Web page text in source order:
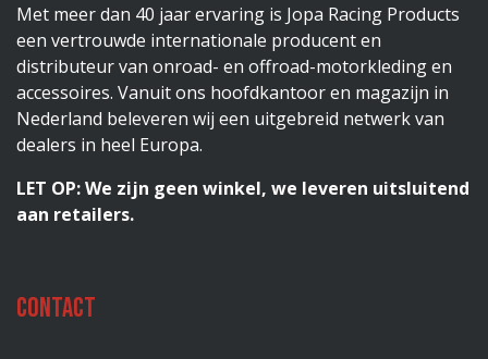
Met meer dan 40 jaar ervaring is Jopa Racing Products
een vertrouwde internationale producent en
distributeur van onroad- en offroad-motorkleding en
accessoires. Vanuit ons hoofdkantoor en magazijn in
Nederland beleveren wij een uitgebreid netwerk van
dealers in heel Europa.
LET OP: We zijn geen winkel, we leveren uitsluitend
aan retailers.
Contact